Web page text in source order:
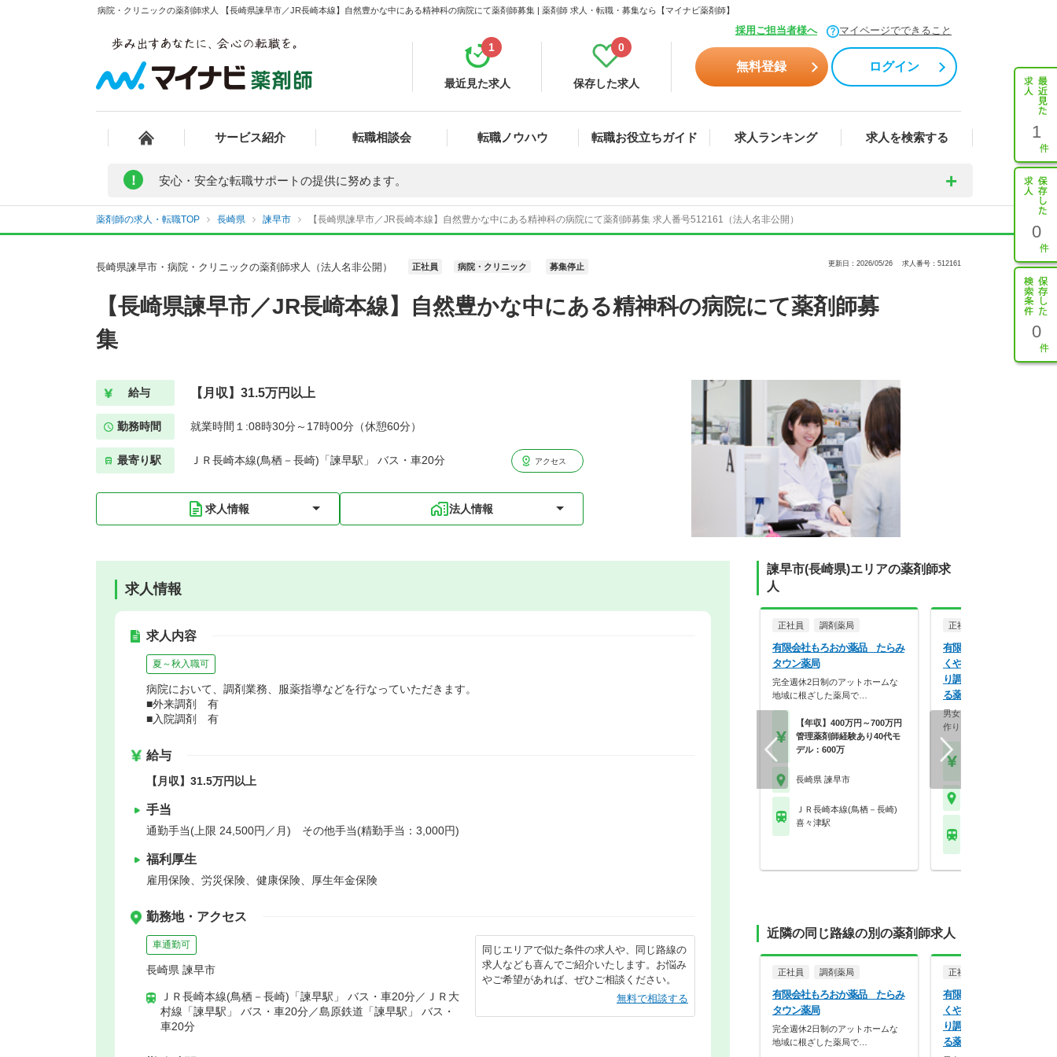
病院・クリニックの薬剤師求人 【長崎県諫早市／JR長崎本線】自然豊かな中にある精神科の病院にて薬剤師募集 | 薬剤師 求人・転職・募集なら【マイナビ薬剤師】
採用ご担当者様へ マイページでできること
最近見た求人
1
保存した求人
0
無料登録 ログイン
サービス紹介 転職相談会 転職ノウハウ 転職お役立ちガイド 求人ランキング 求人を検索する 1
0
0
! 安心・安全な転職サポートの提供に努めます。
薬剤師の求人・転職TOP 長崎県 諫早市 【長崎県諫早市／JR長崎本線】自然豊かな中にある精神科の病院にて薬剤師募集 求人番号512161（法人名非公開）
長崎県諫早市・病院・クリニックの薬剤師求人（法人名非公開） 正社員 病院・クリニック 募集停止 更新日：2026/05/26 求人番号：512161
【長崎県諫早市／JR長崎本線】自然豊かな中にある精神科の病院にて薬剤師募
集
給与 【月収】31.5万円以上
勤務時間 就業時間１:08時30分～17時00分（休憩60分）
最寄り駅 ＪＲ長崎本線(鳥栖－長崎)「諫早駅」 バス・車20分 アクセス
求人情報 法人情報
求人情報
求人内容
夏～秋入職可
病院において、調剤業務、服薬指導などを行なっていただきます。
■外来調剤 有
■入院調剤 有
給与
【月収】31.5万円以上
手当
通勤手当(上限 24,500円／月) その他手当(精勤手当：3,000円)
福利厚生
雇用保険、労災保険、健康保険、厚生年金保険
勤務地・アクセス
車通勤可
長崎県 諫早市
ＪＲ長崎本線(鳥栖－長崎)「諫早駅」 バス・車20分／ＪＲ大
村線「諫早駅」 バス・車20分／島原鉄道「諫早駅」 バス・
車20分
同じエリアで似た条件の求人や、同じ路線の
求人なども喜んでご紹介いたします。お悩み
やご希望があれば、ぜひご相談ください。
無料で相談する
諫早市(長崎県)エリアの薬剤師求
人
正社員 調剤薬局
有限会社もろおか薬品 たらみ
タウン薬局
完全週休2日制のアットホームな
地域に根ざした薬局で…
【年収】400万円～700万円
管理薬剤師経験あり40代モ
デル：600万
長崎県 諫早市
ＪＲ長崎本線(鳥栖－長崎)
喜々津駅
正社員
有限会社一心堂 しろみ
くやま薬局、こまち薬局
り調剤薬、天満薬局、は
る薬局、ことのは薬局
男女ともに長くお勤め頂ける
作りを心がけています…
近隣の同じ路線の別の薬剤師求人
正社員 調剤薬局
有限会社もろおか薬品 たらみ
タウン薬局
完全週休2日制のアットホームな
地域に根ざした薬局で…
正社員
有限会社一心堂 しろみ
くやま薬局、こまち薬局
り調剤薬、天満薬局、は
る薬局、ことのは薬局